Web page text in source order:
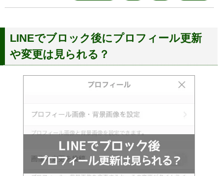
LINEでブロック後にプロフィール更新
や変更は見られる？